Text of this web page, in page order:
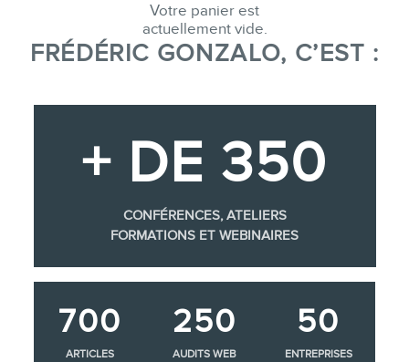
Formations marketing en ligne
Formations marketing de
Consultations
Audits web (SEO) et IA (GEO)
Ebooks
BOUTIQUE
Votre panier est
actuellement vide.
FRÉDÉRIC GONZALO, C’EST :
+ DE 350
CONFÉRENCES, ATELIERS
FORMATIONS ET WEBINAIRES
700
ARTICLES
250
AUDITS WEB
50
ENTREPRISES